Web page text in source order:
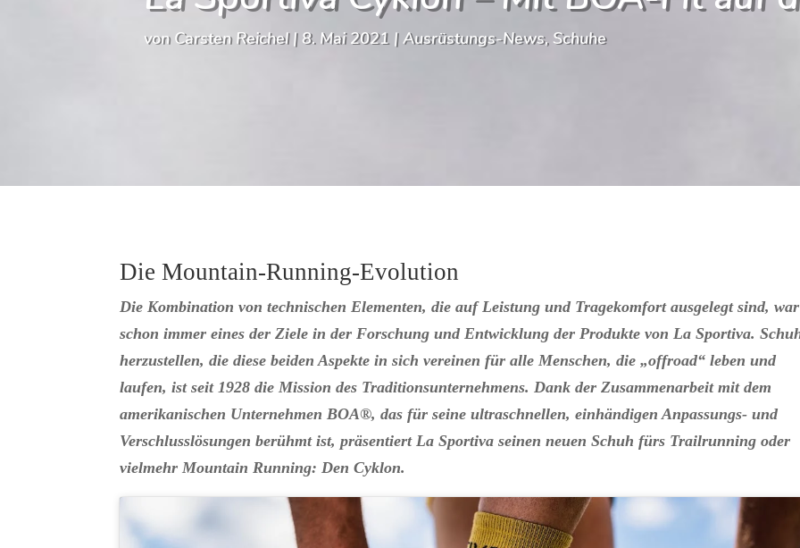
von Carsten Reichel| 8. Mai 2021|Ausrüstungs-News, Schuhe
Die Mountain-Running-Evolution
Die Kombination von technischen Elementen, die auf Leistung und Tragekomfort ausgelegt sind, war
schon immer eines der Ziele in der Forschung und Entwicklung der Produkte von La Sportiva.
herzustellen, die diese beiden Aspekte in sich vereinen für alle Menschen, die „offroad“ leben und
laufen, ist seit 1928 die Mission des Traditionsunternehmens. Dank der Zusammenarbeit mit dem
amerikanischen Unternehmen BOA®, das für seine ultraschnellen, einhändigen Anpassungs- und
Verschlusslösungen berühmt ist, präsentiert La Sportiva seinen neuen Schuh fürs Trailrunning oder
vielmehr Mountain Running: Den Cyklon.